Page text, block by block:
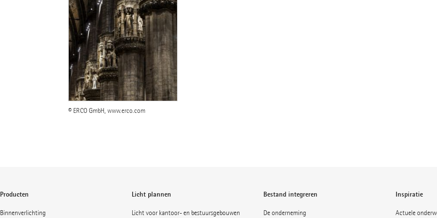
© ERCO GmbH, www.erco.com
Producten
Binnenverlichting
Licht plannen
Licht voor kantoor- en bestuursgebouwen
Bestand integreren
De onderneming
Inspiratie
Actuele